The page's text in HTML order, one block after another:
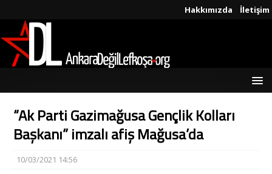
Hakkımızda İletişim
“Ak Parti Gazimağusa Gençlik Kolları
Başkanı” imzalı afiş Mağusa’da
10/03/2021 14:56